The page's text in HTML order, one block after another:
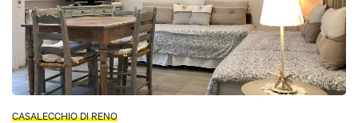
CASALECCHIO DI RENO